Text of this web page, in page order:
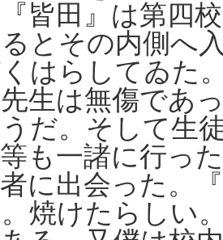
皆田』は第四
とその内側へ
はらしてゐた
生は無傷であ
だ。そして生
も一諸に行っ
に出会った。
焼けたらしい